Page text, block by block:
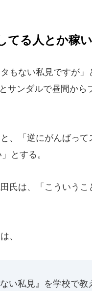
てる人とか稼
もない私見ですが
サンダルで昼間か
、「逆にがんばっ
とする。
氏は、「こういう
、
い私見』を学校で教